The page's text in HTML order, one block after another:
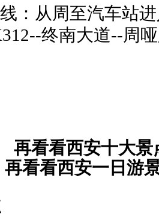
：从周至汽车站
终南大道--周
再看看西安十大景
再看看西安一日游